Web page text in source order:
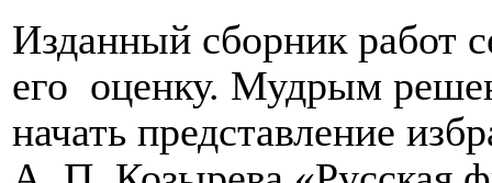
Изданный сборник работ
его оценку. Мудрым
начать представление